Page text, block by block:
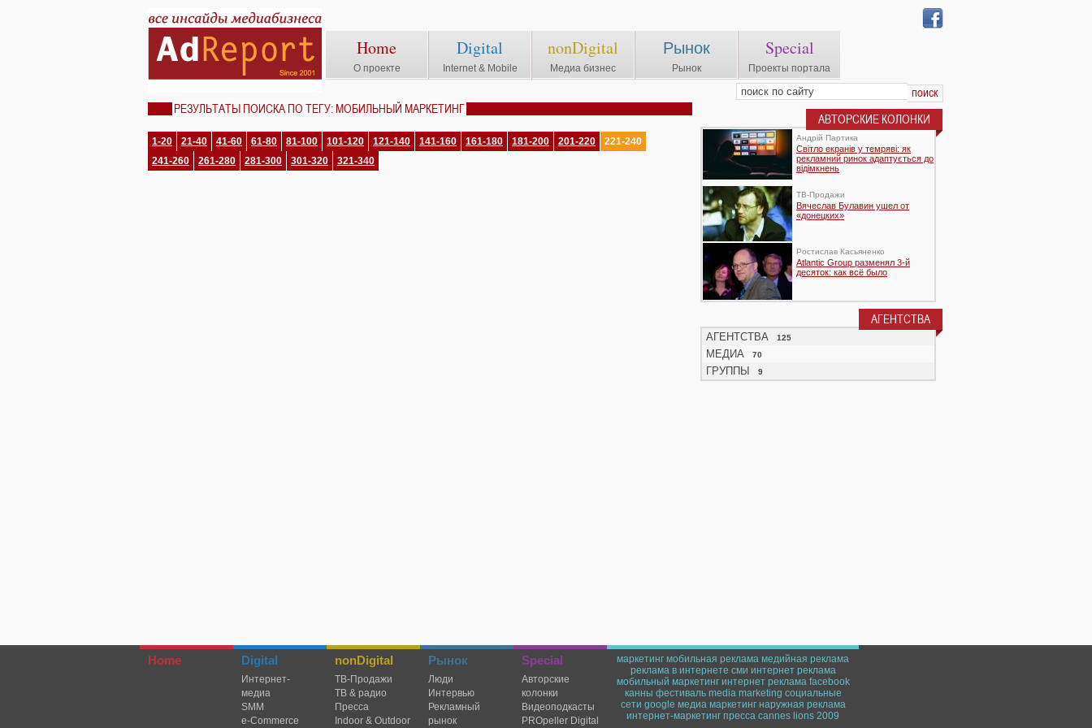
Home
О проекте
Digital
Internet & Mobile
nonDigital
Медиа бизнес
Рынок
Рынок
Special
Проекты портала
РЕЗУЛЬТАТЫ ПОИСКА ПО ТЕГУ: МОБИЛЬНЫЙ МАРКЕТИНГ
1-20 21-40 41-60 61-80 81-100 101-120 121-140 141-160 161-180 181-200 201-220
221-240
241-260
261-280 281-300 301-320 321-340
АВТОРСКИЕ КОЛОНКИ
Андрій Партика
Світло екранів у темряві: як
рекламний ринок адаптується до
відімкнень
TВ-Продажи
Вячеслав Булавин ушел от
«донецких»
Ростислав Касьяненко
Atlantic Group разменял 3-й
десяток: как всё было
АГЕНТСТВА
АГЕНТСТВА 125
МЕДИА 70
ГРУППЫ 9
Home Digital
Интернет-
медиа
SMM
e-Commerce
nonDigital
TВ-Продажи
ТВ & радио
Пресса
Indoor & Outdoor
Рынок
Люди
Интервью
Рекламный
рынок
Special
Авторские
колонки
Видеоподкасты
PROpeller Digital
маркетинг мобильная реклама медийная реклама
реклама в интернете сми интернет реклама
мобильный маркетинг интернет реклама facebook
канны фестиваль media marketing социальные
сети google медиа маркетинг наружная реклама
интернет-маркетинг пресса cannes lions 2009